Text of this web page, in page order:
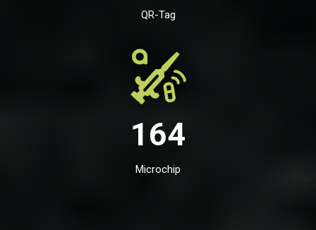
QR-Tag
164
Microchip